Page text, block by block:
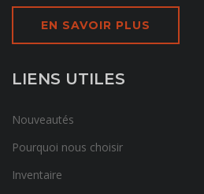
EN SAVOIR PLUS
LIENS UTILES
Nouveautés
Pourquoi nous choisir
Inventaire